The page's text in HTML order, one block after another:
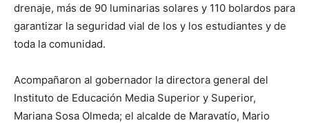
drenaje, más de 90 luminarias solares y 110 bolardos para
garantizar la seguridad vial de los y los estudiantes y de
toda la comunidad.
Acompañaron al gobernador la directora general del
Instituto de Educación Media Superior y Superior,
Mariana Sosa Olmeda; el alcalde de Maravatío, Mario